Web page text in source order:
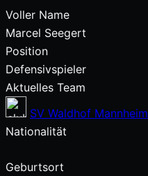
Voller Name
Marcel Seegert
Position
Defensivspieler
Aktuelles Team
SV Waldhof Mannheim
Nationalität
Geburtsort